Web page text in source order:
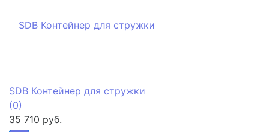
SDB Контейнер для стружки
(0)
35 710 руб.